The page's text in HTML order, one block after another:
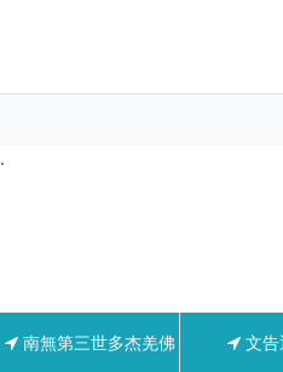
.
南無第三世多杰羌佛 文告